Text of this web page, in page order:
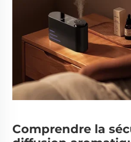
Comprendre la